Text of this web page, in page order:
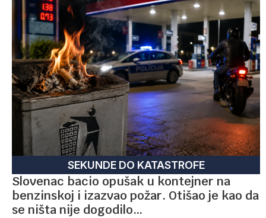
SEKUNDE DO KATASTROFE
Slovenac bacio opušak u kontejner na
benzinskoj i izazvao požar. Otišao je kao da
se ništa nije dogodilo…